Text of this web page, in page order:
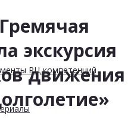
РЦ компетенций
экскурсия
движения